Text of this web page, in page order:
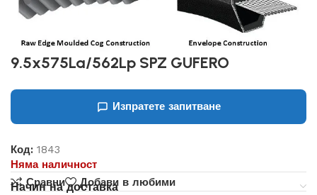
9.5x575La/562Lp SPZ GUFERO
Изпратете запитване
Код:1843
Няма наличност
Сравни
Добави в любими
Начин на доставка